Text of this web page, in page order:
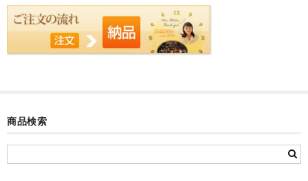
卒園記念品
目覚まし時計(集合)
目覚まし時計(集合＋個別)
商品検索